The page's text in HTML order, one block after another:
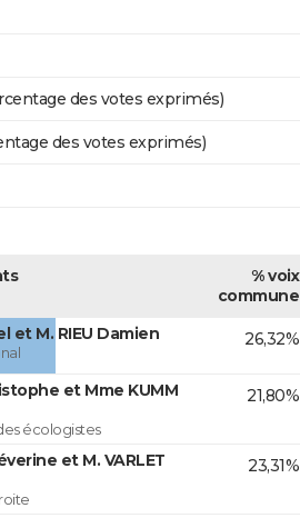
des votes exprimés)
des votes exprimés)
% voix
commune
et M. RIEU Damien 26,32%
et Mme KUMM
écologistes
21,80%
et M. VARLET
23,31%